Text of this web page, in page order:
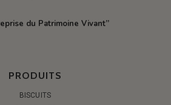
du Patrimoine Vivant”
PRODUITS
BISCUITS